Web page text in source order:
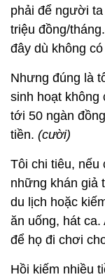
phải để người
triệu đồng/
đây dù không
Nhưng đúng là
sinh hoạt không
tới 50 ngàn
tiền. (cười)
Tôi chi tiêu, nếu
những khán giả
du lịch hoặc
ăn uống, hát ca.
để họ đi chơi
Hồi kiếm nhiều